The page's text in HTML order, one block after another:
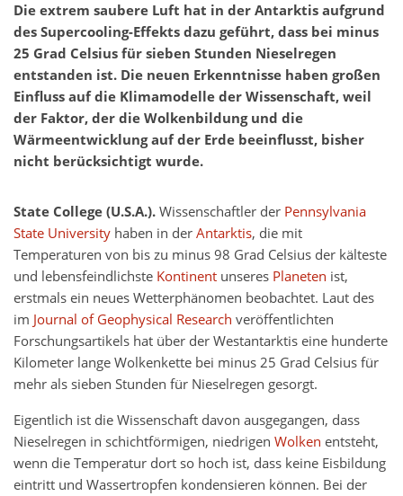
Die extrem saubere Luft hat in der Antarktis aufgrund
des Supercooling-Effekts dazu geführt, dass bei minus
25 Grad Celsius für sieben Stunden Nieselregen
entstanden ist. Die neuen Erkenntnisse haben großen
Einfluss auf die Klimamodelle der Wissenschaft, weil
der Faktor, der die Wolkenbildung und die
Wärmeentwicklung auf der Erde beeinflusst, bisher
nicht berücksichtigt wurde.
State College (U.S.A.).Wissenschaftler der Pennsylvania
State University haben in derAntarktis, die mit
Temperaturen von bis zu minus 98 Grad Celsius der kälteste
und lebensfeindlichste Kontinent unseres Planeten ist,
erstmals ein neues Wetterphänomen beobachtet. Laut des
im Journal of Geophysical Research veröffentlichten
Forschungsartikels hat über der Westantarktis eine hunderte
Kilometer lange Wolkenkette bei minus 25 Grad Celsius für
mehr als sieben Stunden für Nieselregen gesorgt.
Eigentlich ist die Wissenschaft davon ausgegangen, dass
Nieselregen in schichtförmigen, niedrigen Wolken entsteht,
wenn die Temperatur dort so hoch ist, dass keine Eisbildung
eintritt und Wassertropfen kondensieren können. Bei der